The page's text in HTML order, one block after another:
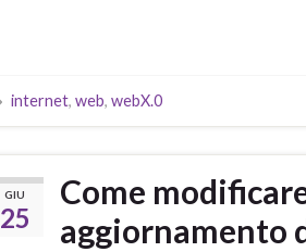
internet, web, webX.0
GIU
25
Come
aggiornamento